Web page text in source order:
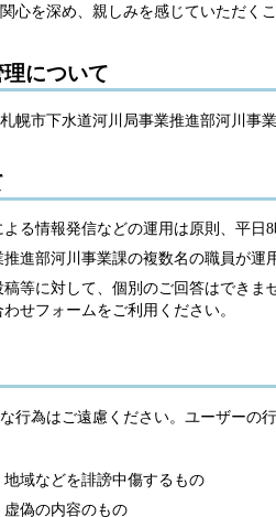
心を深め、親しみを感じていただく
について
幌市下水道河川局事業推進部河川事
る情報発信などの運用は原則、平日
進部河川事業課の複数名の職員が運
等に対して、個別のご回答はでき
せフォームをご利用ください。
行為はご遠慮ください。ユーザーの
域などを誹謗中傷するもの
偽の内容のもの